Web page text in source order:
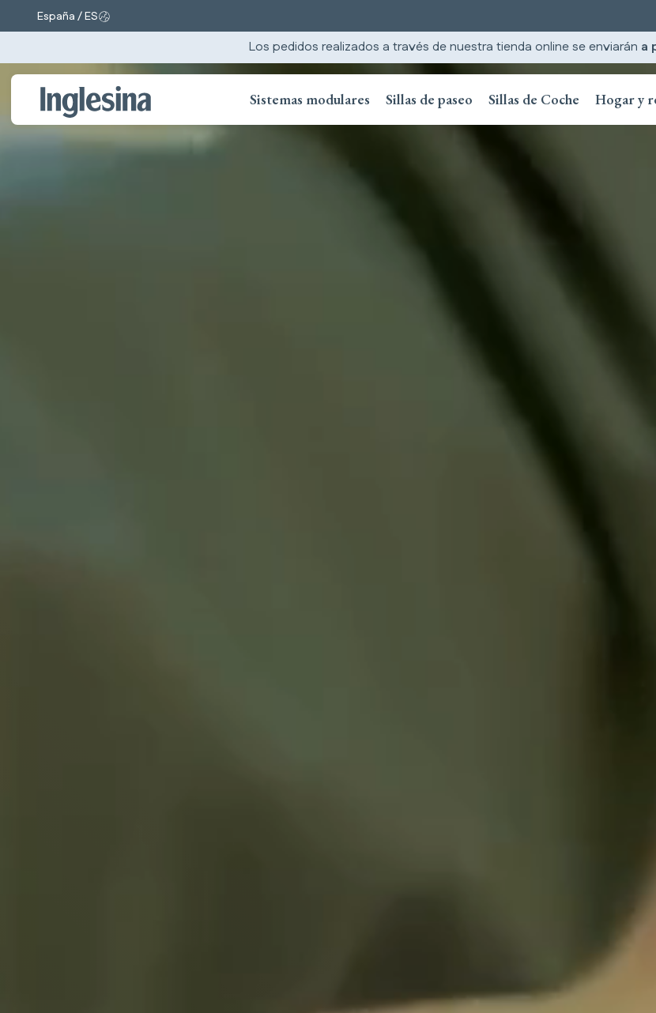
Cambiar mercado e idioma. Selección actual:
España / ES
Los pedidos realizados a través de nuestra tienda online se enviarán a
Sistemas modulares Sillas de paseo Sillas de Coche Hogar y